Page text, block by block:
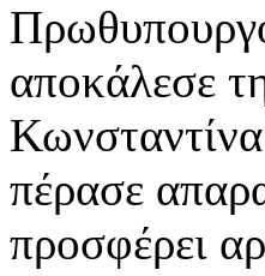
αποκάλεσε
πέρασε
προσφέρει